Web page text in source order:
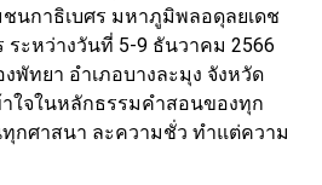
นกาธิเบศร มหาภูมิพลอดุลยเดช
ะหว่างวันที่ 5-9 ธันวาคม 2566
พัทยา อำเภอบางละมุง จังหวัด
าใจในหลักธรรมคำสอนของทุก
กศาสนา ละความชั่ว ทำแต่ความ